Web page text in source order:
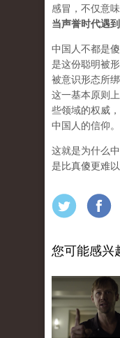
感冒，不仅意
当声誉时代遇
中国人不都是
是这份聪明被
被意识形态所
这一基本原则
些领域的权威
中国人的信仰。
这就是为什么
是比真傻更难以
您可能感兴